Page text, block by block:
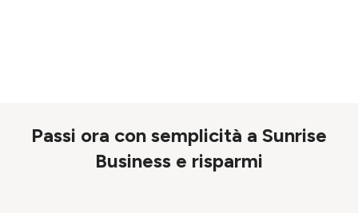
Passi ora con semplicità a Sunrise
Business e risparmi